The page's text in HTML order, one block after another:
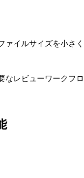
イルサイズを小さ
レビューワークフロ